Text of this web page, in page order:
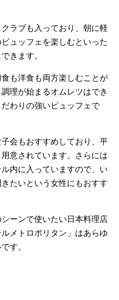
ラブも入っており、朝に軽
ュッフェを楽しむといった
きます。
も洋食も両方楽しむことが
理が始まるオムレツはでき
わりの強いビュッフェで
会もおすすめしており、平
意されています。さらには
内に入っていますので、い
たいという女性にもおすす
ーンで使いたい日本料理店
メトロポリタン」はあらゆ
す。